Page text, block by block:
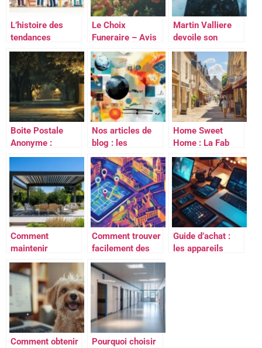
L’histoire des
tendances
artisanales a
travers les
Archives des
Professionnels
du Journal
ArtisanJournal
Artisan
Le Choix
Funeraire – Avis
clients :
Decouvrez
pourquoi les
familles
recommandent
leurs services
Martin Valliere
devoile son
nouveau roman
historique sur la
Bretagne
medievale
Boite Postale
Anonyme :
Recevez en Toute
Discretion – Les
Criteres
Essentiels pour
Faire le Bon
Choix
Nos articles de
blog : les
meilleures
pratiques SEO
pour un contenu
performant
Home Sweet
Home : La Fab
Caennaise
Revolutionne le
Prototypage
Rapide en
Normandie
Comment
maintenir
l’esthétique de
votre pergola
BRUSTOR B200 :
conseils
d’experts et devis
Comment trouver
facilement des
locations
d’appartement à
Lyon grâce à une
recherche
cartographique
Guide d’achat :
les appareils
Comment obtenir
Pourquoi choisir